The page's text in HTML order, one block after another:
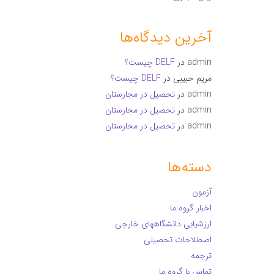
آخرین دیدگاه‌ها
admin در DELF چیست؟
مریم حبیبی در DELF چیست؟
admin در تحصیل در مجارستان
admin در تحصیل در مجارستان
admin در تحصیل در مجارستان
دسته‌ها
آزمون
اخبار گروه ما
ارزشیابی دانشگاههای خارجی
اصطلاحات تحصیلی
ترجمه